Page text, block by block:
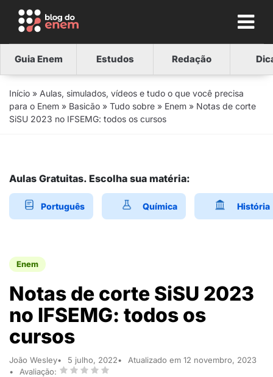
Guia Enem Estudos Redação
Início » Aulas, simulados, vídeos e tudo o que você precisa
para o Enem » Basicão » Tudo sobre » Enem » Notas de corte
SiSU 2023 no IFSEMG: todos os cursos
Aulas Gratuitas. Escolha sua matéria:
Português Química História
Enem
Notas de corte SiSU 2023
no IFSEMG: todos os
cursos
João Wesley 5 julho, 2022
Atualizado em 12 novembro, 2023
Avaliação: